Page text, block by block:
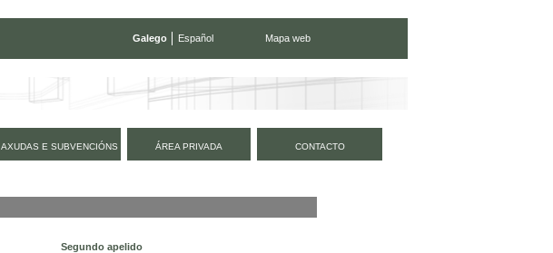
Galego Español Mapa web
AXUDAS E SUBVENCIÓNS ÁREA PRIVADA CONTACTO
Segundo apelido